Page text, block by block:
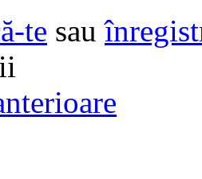
te sau